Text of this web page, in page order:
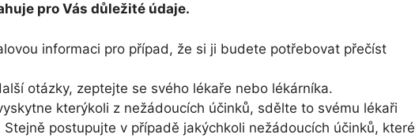
pro Vás důležité údaje.
informaci pro případ, že si ji budete potřebovat přečíst
otázky, zeptejte se svého lékaře nebo lékárníka.
kterýkoli z nežádoucích účinků, sdělte to svému lékaři
Stejně postupujte v případě jakýchkoli nežádoucích účinků, které